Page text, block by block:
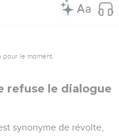
le moment.
refuse le dialogue
synonyme de révolte,